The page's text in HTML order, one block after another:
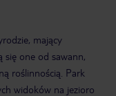
mający
się one od sawann,
roślinnością. Park
widoków na jezioro